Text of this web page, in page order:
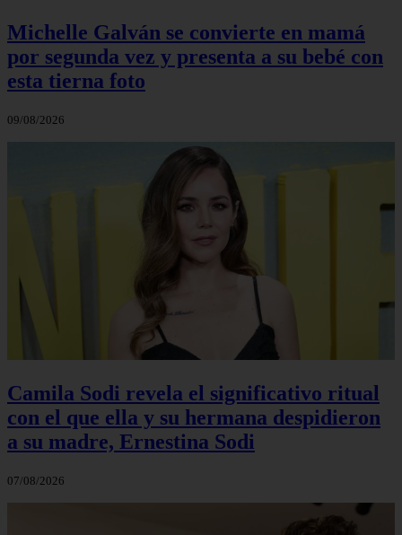
Michelle Galván se convierte en mamá
por segunda vez y presenta a su bebé con
esta tierna foto
09/08/2026
Camila Sodi revela el significativo ritual
con el que ella y su hermana despidieron
a su madre, Ernestina Sodi
07/08/2026